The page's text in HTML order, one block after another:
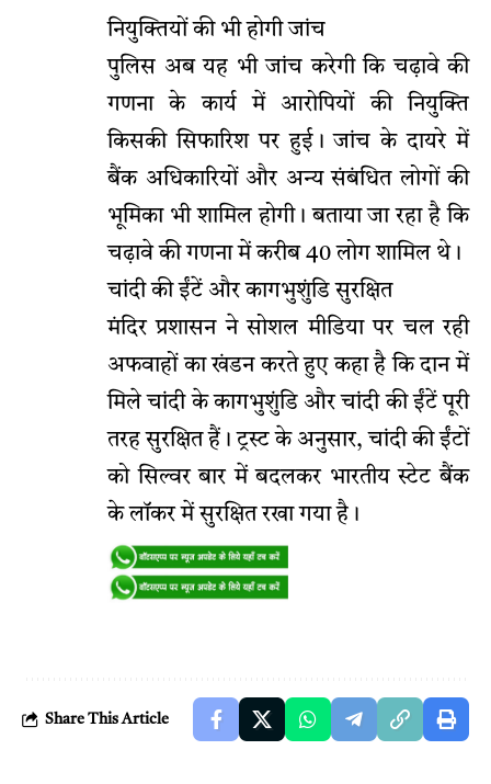
नियुक्तियों की भी होगी जांच
पुलिस अब यह भी जांच करेगी कि चढ़ावे की
गणना के कार्य में आरोपियों की नियुक्ति
किसकी सिफारिश पर हुई। जांच के दायरे में
बैंक अधिकारियों और अन्य संबंधित लोगों की
भूमिका भी शामिल होगी। बताया जा रहा है कि
चढ़ावे की गणना में करीब 40 लोग शामिल थे।
चांदी की ईंटें और कागभुशुंडि सुरक्षित
मंदिर प्रशासन ने सोशल मीडिया पर चल रही
अफवाहों का खंडन करते हुए कहा है कि दान में
मिले चांदी के कागभुशुंडि और चांदी की ईंटें पूरी
तरह सुरक्षित हैं। ट्रस्ट के अनुसार, चांदी की ईंटों
को सिल्वर बार में बदलकर भारतीय स्टेट बैंक
के लॉकर में सुरक्षित रखा गया है।
Share This Article